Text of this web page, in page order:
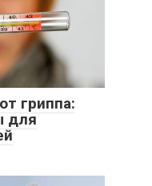
гриппа:
для